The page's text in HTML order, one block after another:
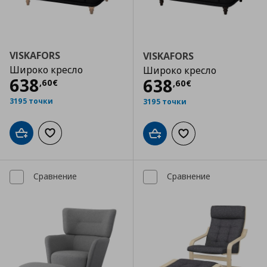
VISKAFORS
Широко кресло
638,60€
Цена638,60 €
3195 точки
Добави в кошницата
Добави към списъка с любими
VISKAFORS
Широко кресло
638,60€
Цена638,60 €
3195 точки
Добави в кошницата
Добави към
Сравнение Сравнение